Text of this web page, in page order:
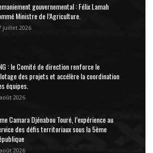
gouvernemental : Félix Lamah
Ministre de l’Agriculture.
juillet 2026
: le Comité de direction renforce le
des projets et accélère la coordination
équipes.
2026
Camara Djénabou Touré, l’expérience au
des défis territoriaux sous la 5ème
2026